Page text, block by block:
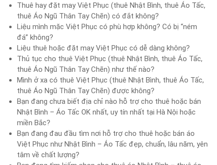
Thuê hay đặt may Việt Phục (thuê Nhật Bình, thuê Áo Tấc,
thuê Áo Ngũ Thân Tay Chẽn) có đắt không?
Liệu mình mặc Việt Phục có phù hợp không? Có bị “ném
đá” không?
Liệu thuê hoặc đặt may Việt Phục có dễ dàng không?
Thủ tục cho thuê Việt Phục (thuê Nhật Bình, thuê Áo Tấc,
thuê Áo Ngũ Thân Tay Chẽn) như thế nào?
Mình ở xa có thuê Việt Phục (thuê Nhật Bình, thuê Áo Tấc,
thuê Áo Ngũ Thân Tay Chẽn) được không?
Bạn đang chưa biết địa chỉ nào hỗ trợ cho thuê hoặc bán
Nhật Bình – Áo Tấc OK nhất, uy tín nhất tại Hà Nội hoặc
miền Bắc?
Bạn đang đau đầu tìm nơi hỗ trợ cho thuê hoặc bán áo
Việt Phục như Nhật Bình – Áo Tấc đẹp, chuẩn, lâu năm, yên
tâm về chất lượng?